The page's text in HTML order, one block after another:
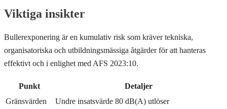
Viktiga insikter
Bullerexponering är en kumulativ risk som kräver tekniska,
organisatoriska och utbildningsmässiga åtgärder för att hanteras
effektivt och i enlighet med AFS 2023:10.
Punkt
Detaljer
Gränsvärden
Undre insatsvärde 80 dB(A) utlöser